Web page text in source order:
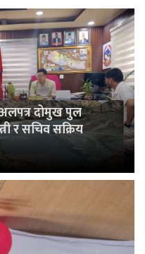
दोमुख पुल
र सचिव सक्रिय